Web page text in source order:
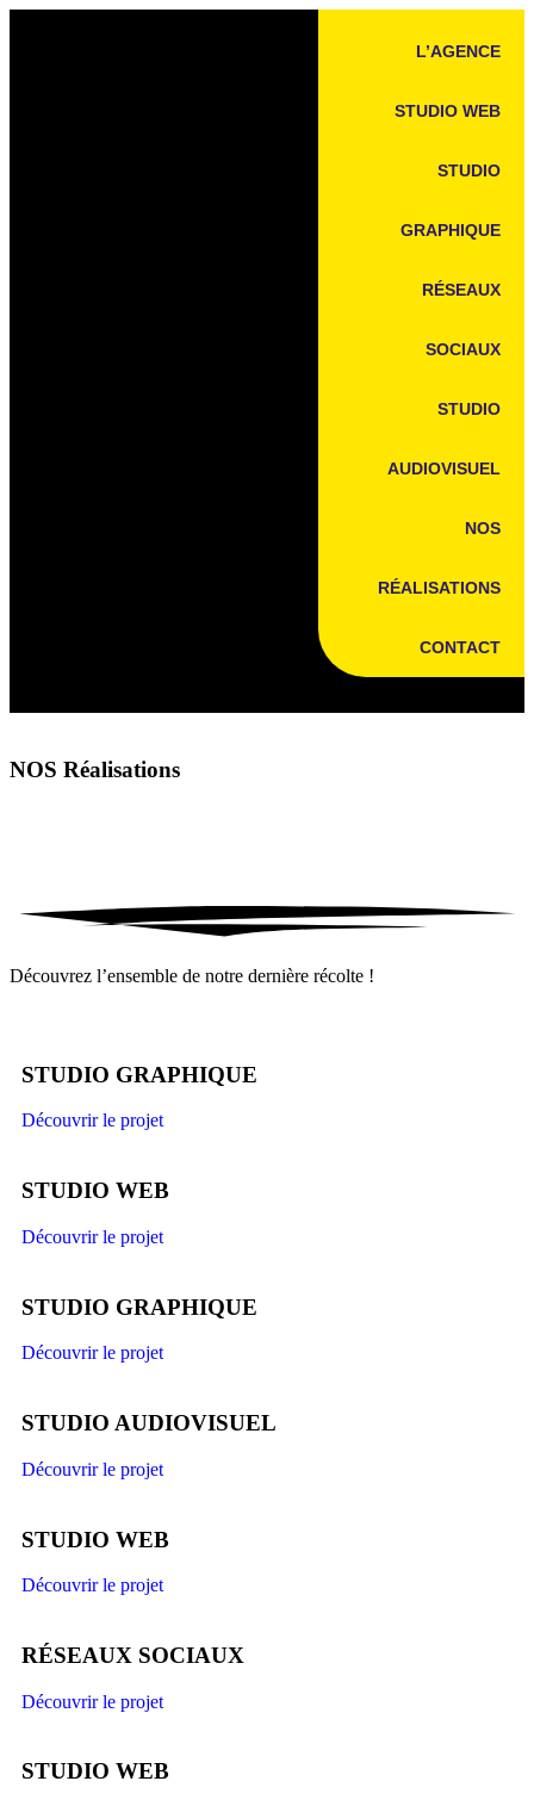
L’AGENCE
STUDIO WEB
STUDIO
GRAPHIQUE
RÉSEAUX
SOCIAUX
STUDIO
AUDIOVISUEL
NOS
RÉALISATIONS
CONTACT
NOS Réalisations
Découvrez l’ensemble de notre dernière récolte !
STUDIO GRAPHIQUE
Découvrir le projet
STUDIO WEB
Découvrir le projet
STUDIO GRAPHIQUE
Découvrir le projet
STUDIO AUDIOVISUEL
Découvrir le projet
STUDIO WEB
Découvrir le projet
RÉSEAUX SOCIAUX
Découvrir le projet
STUDIO WEB